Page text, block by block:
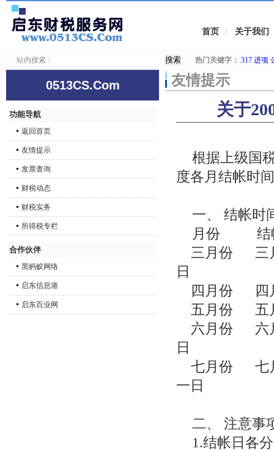
首页 / 关于我们
站内搜索： 热门关键字： 317 进项
0513CS.Com
功能导航
返回首页
友情提示
发票查询
财税动态
财税实务
所得税专栏
合作伙伴
黑蚂蚁网络
启东信息港
启东百业网
友情提示
关于
根据上级国
度各月结帐时
一、 结帐时
月份
三月份
日
四月份
五月份
六月份
日
七月份
一日
二、 注意事
1.结帐日各